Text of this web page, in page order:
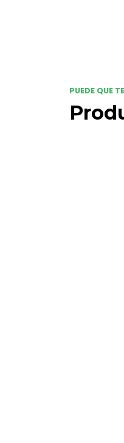
PUEDE QUE